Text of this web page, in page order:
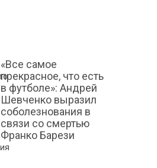
«Все самое
прекрасное, что есть
в футболе»: Андрей
Шевченко выразил
соболезнования в
связи со смертью
Франко Барези